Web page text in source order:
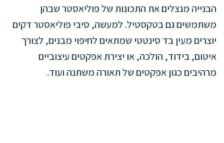
הבנייה מנצלים את התכונות של פוליאסטר שבהן
משתמשים גם בטקסטיל. למעשה, סיבי פוליאסטר דקים
יוצרים מעין בד סינטטי שמתאים לחיפוי מבנים, לצורך
איטום, בידוד, הולכה, או יצירת אפקטים עיצוביים
מרהיבים כגון אפקטים של תאורה משתנה ועוד.